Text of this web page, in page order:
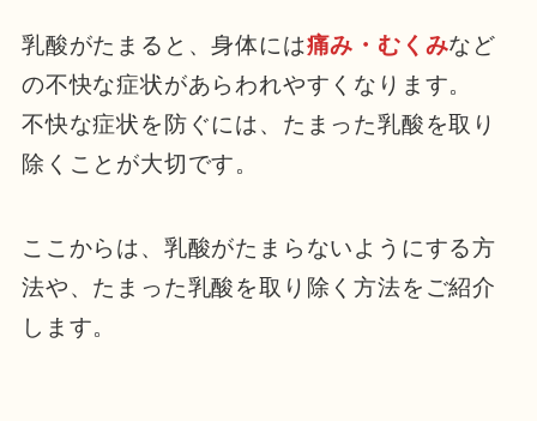
乳酸がたまると、身体には痛み・むくみなど
の不快な症状があらわれやすくなります。
不快な症状を防ぐには、たまった乳酸を取り
除くことが大切です。
ここからは、乳酸がたまらないようにする方
法や、たまった乳酸を取り除く方法をご紹介
します。